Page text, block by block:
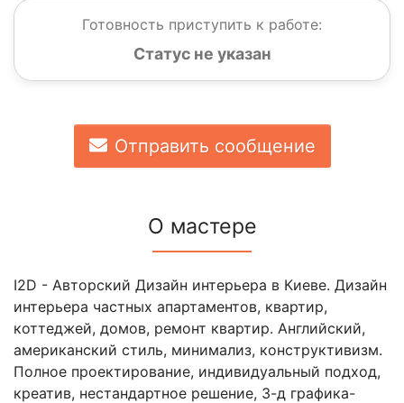
Готовность приступить к работе:
Статус не указан
Отправить сообщение
О мастере
I2D - Авторский Дизайн интерьера в Киеве. Дизайн
интерьера частных апартаментов, квартир,
коттеджей, домов, ремонт квартир. Английский,
американский стиль, минимализ, конструктивизм.
Полное проектирование, индивидуальный подход,
креатив, нестандартное решение, 3-д графика-